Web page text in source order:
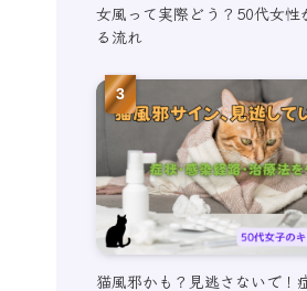
女風って実際どう？50代女性
る流れ
猫風邪かも？見逃さないで！